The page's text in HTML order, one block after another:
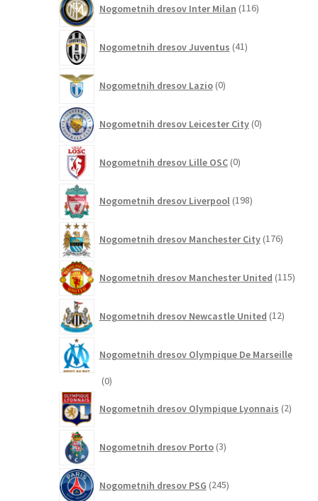
Nogometnih dresov Inter Milan 116izdelkov
Nogometnih dresov Juventus 41izdelkov
Nogometnih dresov Lazio 0izdelkov
Nogometnih dresov Leicester City 0izdelkov
Nogometnih dresov Lille OSC 0izdelkov
Nogometnih dresov Liverpool 198izdelkov
Nogometnih dresov Manchester City 176izdelkov
Nogometnih dresov Manchester United 115
Nogometnih dresov Newcastle United 12izdelkov
Nogometnih dresov Olympique De Marseille
00
Nogometnih dresov Olympique Lyonnais 2izdelka
Nogometnih dresov Porto 3izdelki
Nogometnih dresov PSG 245izdelkov